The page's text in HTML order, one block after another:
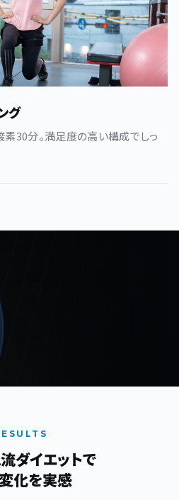
グ
30分。満足度の高い構成でしっ
ダイエットで
化を実感